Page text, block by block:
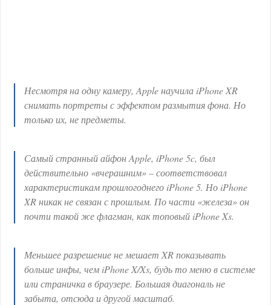
Несмотря на одну камеру, Apple научила iPhone XR
снимать портреты с эффектом размытия фона. Но
только их, не предметы.
Самый странный айфон Apple, iPhone 5c, был
действительно «вчерашним» – соответствовал
характеристикам прошлогоднего iPhone 5. Но iPhone
XR никак не связан с прошлым. По части «железа» он
почти такой же флагман, как топовый iPhone Xs.
Меньшее разрешение не мешает XR показывать
больше инфы, чем iPhone X/Xs, будь то меню в системе
или страничка в браузере. Большая диагональ не
забыта, отсюда и другой масштаб.